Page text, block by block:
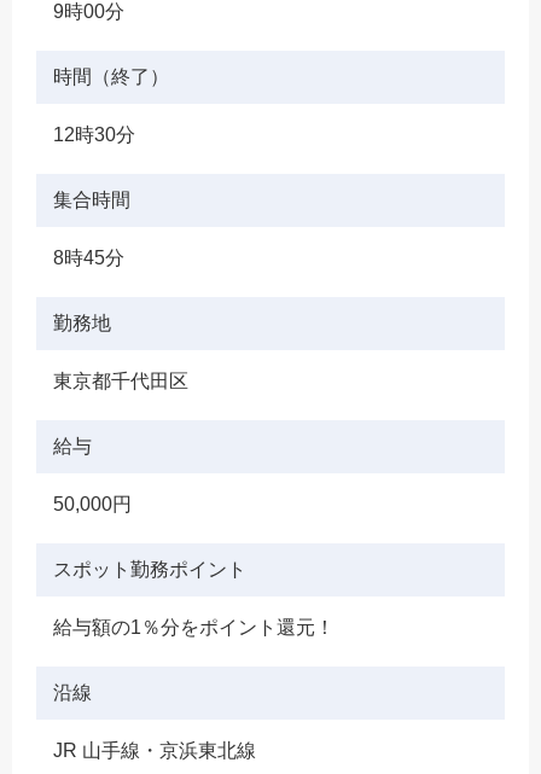
9時00分
時間（終了）
12時30分
集合時間
8時45分
勤務地
東京都千代田区
給与
50,000円
スポット勤務ポイント
給与額の1％分をポイント還元！
沿線
JR 山手線・京浜東北線